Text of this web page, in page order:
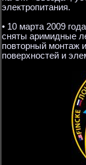
электропитания.
• 10 марта 2009
сняты аримидные
повторный монтаж
поверхностей и